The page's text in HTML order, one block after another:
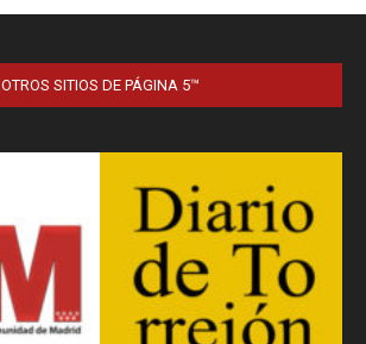
OTROS SITIOS DE PÁGINA 5™